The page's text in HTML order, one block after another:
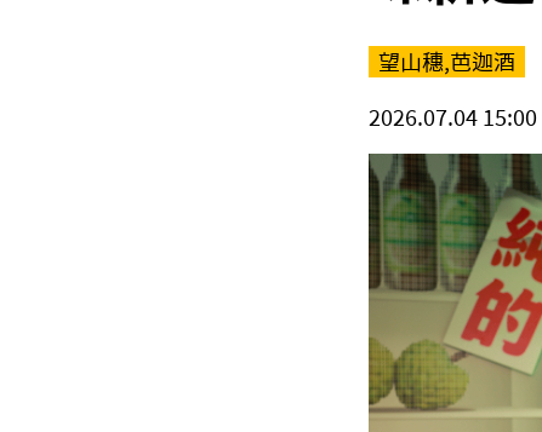
望山穗,芭迦酒
2026.07.04 15:00